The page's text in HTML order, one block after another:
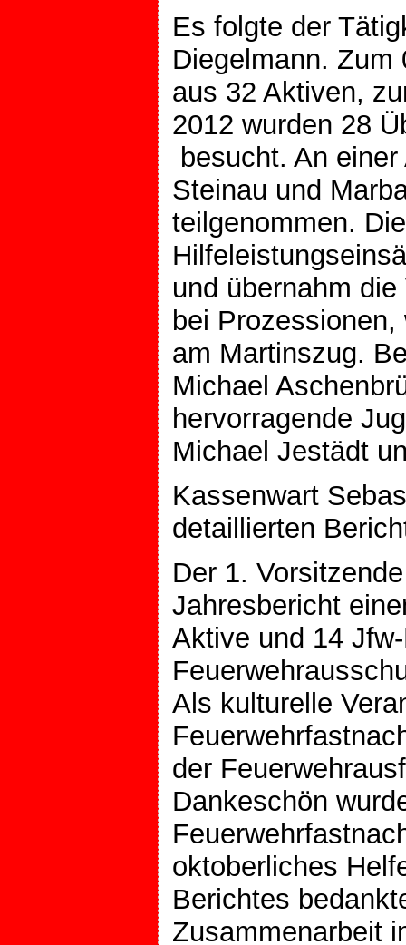
Es folgte der
Diegelmann.
aus 32 Aktiven,
2012 wurden 28
besucht. An
Steinau und
teilgenommen.
und übernahm
bei
am Martinszug.
Michael
hervorragende
Michael Jestädt
Kassenwart
detaillierten
Der 1.
Jahresbericht
Aktive und 14
Als kulturelle
der
Dankeschön
oktoberliches
Berichtes
Zusammenarbeit